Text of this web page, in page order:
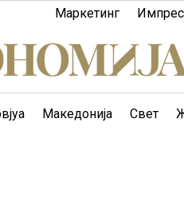
Маркетинг
Македонија Свет